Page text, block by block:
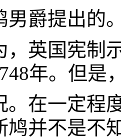
男爵提出的
，英国宪制
年。但是
。在一定程
鸠并不是不